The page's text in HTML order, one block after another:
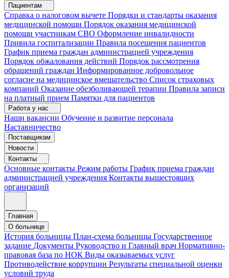
Пациентам
Справка о налоговом вычете Порядки и стандарты оказания
медицинской помощи Порядок оказания медицинской
помощи участникам СВО Оформление инвалидности
Привила госпитализации Правила посещения пациентов
График приема граждан администрацией учреждения
Порядок обжалования действий Порядок рассмотрения
обращений граждан Информированное добровольное
согласие на медицинское вмешательство Список страховых
компаний Оказание обезболивающей терапии Правила записи
на платный прием Памятки для пациентов
Работа у нас
Наши вакансии Обучение и развитие персонала
Наставничество
Поставщикам
Новости
Контакты
Основные контакты Режим работы График приема граждан
администрацией учреждения Контакты вышестоящих
организаций
Главная
О больнице
История больницы План-схема больницы Государственное
задание Документы Руководство и Главный врач Нормативно-
правовая база по НОК Виды оказываемых услуг
Противодействие коррупции Результаты специальной оценки
условий труда